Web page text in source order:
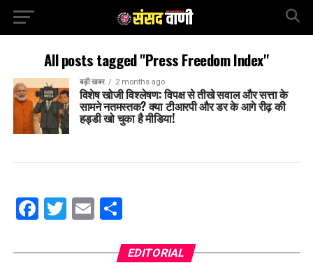
All posts tagged "Press Freedom Index"
बड़ी खबर 2 months ago
विशेष खोजी विश्लेषण: विपक्ष से तीखे सवाल और सत्ता के
सामने नतमस्तक? क्या टीआरपी और डर के आगे रीढ़ की
हड्डी खो चुका है मीडिया!
Facebook
Twitter
EmailShare
EDITORIAL